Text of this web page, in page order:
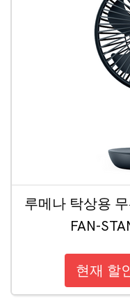
루메나 탁상용
FAN-
현재 할